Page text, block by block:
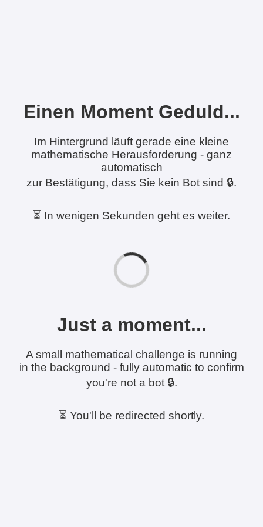
Einen Moment Geduld...
Im Hintergrund läuft gerade eine kleine
mathematische Herausforderung - ganz
automatisch
zur Bestätigung, dass Sie kein Bot sind 🔒.
⏳ In wenigen Sekunden geht es weiter.
Just a moment...
A small mathematical challenge is running
in the background - fully automatic to confirm
you're not a bot 🔒.
⏳ You'll be redirected shortly.